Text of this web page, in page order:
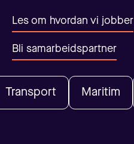
Les om hvordan vi jobber
Bli samarbeidspartner
Transport Maritim